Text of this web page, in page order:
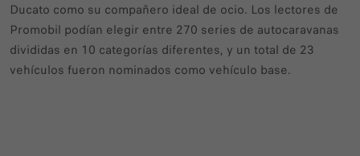
Ducato como su compañero ideal de ocio. Los lectores de
Promobil podían elegir entre 270 series de autocaravanas
divididas en 10 categorías diferentes, y un total de 23
vehículos fueron nominados como vehículo base.